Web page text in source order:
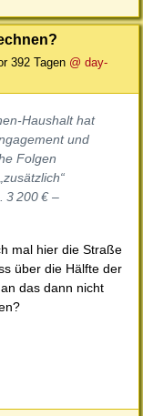
392 Tagen @ day-
hat
und
Folgen
3 200 € –
mal hier die Straße
über die Hälfte der
das dann nicht